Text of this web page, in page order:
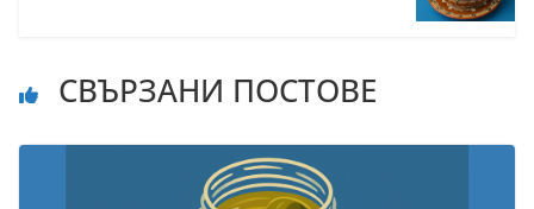
СВЪРЗАНИ ПОСТОВЕ